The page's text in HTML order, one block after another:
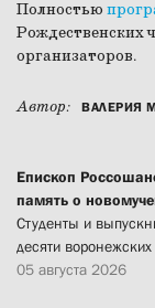
Полностью
Рождественских
организаторов.
Автор: ВАЛЕРИЯ
Епископ
память о
Студенты и
десяти
05 августа 2026